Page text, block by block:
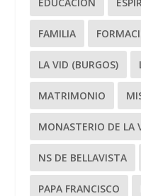
FAMILIA
LA VID (BURGOS)
MATRIMONIO
MONASTERIO DE LA
NS DE BELLAVISTA
PAPA FRANCISCO